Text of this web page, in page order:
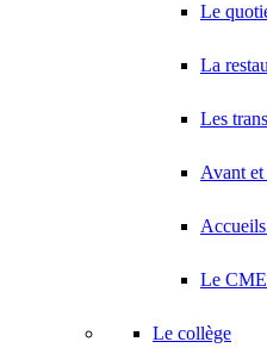
Le
La
Les
Avant et
Le
Le collège